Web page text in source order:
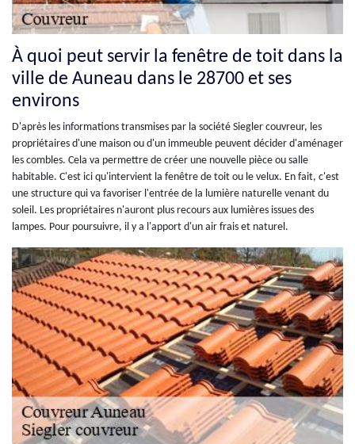
À quoi peut servir la fenêtre de toit dans la
ville de Auneau dans le 28700 et ses
environs
D'après les informations transmises par la société Siegler couvreur, les
propriétaires d'une maison ou d'un immeuble peuvent décider d'aménager
les combles. Cela va permettre de créer une nouvelle pièce ou salle
habitable. C'est ici qu'intervient la fenêtre de toit ou le velux. En fait, c'est
une structure qui va favoriser l'entrée de la lumière naturelle venant du
soleil. Les propriétaires n'auront plus recours aux lumières issues des
lampes. Pour poursuivre, il y a l'apport d'un air frais et naturel.